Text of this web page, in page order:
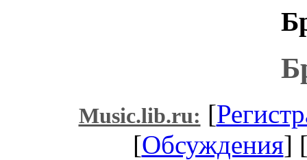
Music.lib.ru: [
[Обсуждения]